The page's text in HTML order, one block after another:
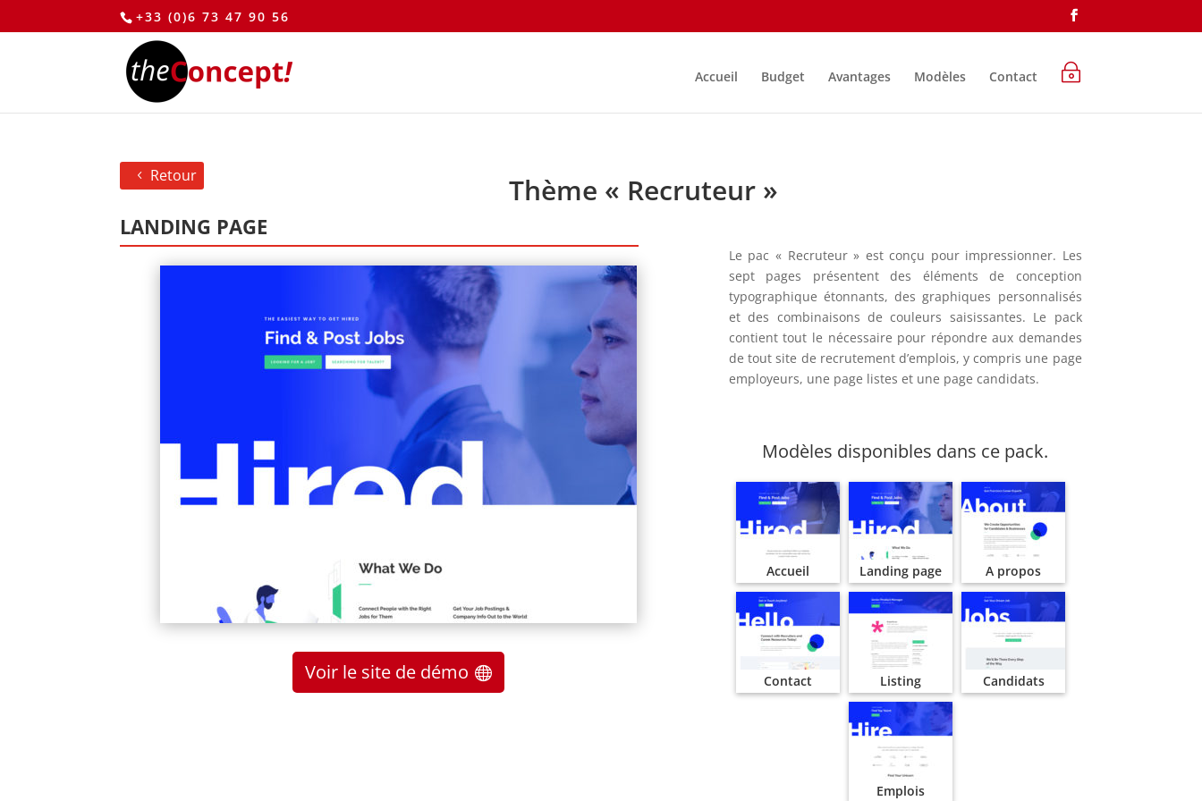
+33 (0)6 73 47 90 56
Accueil Budget Avantages Modèles Contact ~
Retour Thème « Recruteur »
LANDING PAGE
Voir le site de démo
Le pac « Recruteur » est conçu pour impressionner. Les
sept pages présentent des éléments de conception
typographique étonnants, des graphiques personnalisés
et des combinaisons de couleurs saisissantes. Le pack
contient tout le nécessaire pour répondre aux demandes
de tout site de recrutement d’emplois, y compris une page
employeurs, une page listes et une page candidats.
Modèles disponibles dans ce pack.
Accueil Landing page A propos
Contact Listing Candidats
Emplois